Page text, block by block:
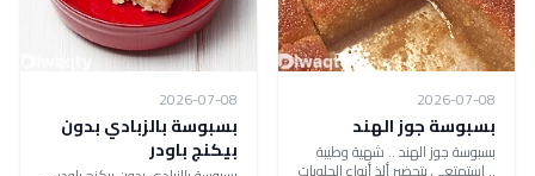
2026-07-08
بسبوسة جوز الهند
بسبوسة جوز الهند .. شهية وطيبة
.. استمتعي بتحضير ألذ أنواع الحلويات
2026-07-08
بسبوسة بالزبادي بدون
بيكنج باودر